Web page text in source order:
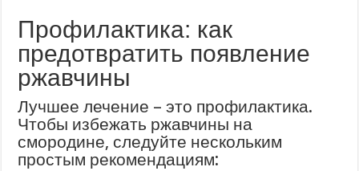
Профилактика: как
предотвратить появление
ржавчины
Лучшее лечение – это профилактика.
Чтобы избежать ржавчины на
смородине, следуйте нескольким
простым рекомендациям: